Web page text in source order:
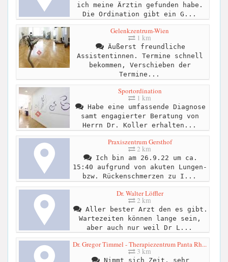
ich meine Ärztin gefunden habe.
Die Ordination gibt ein G...
Gelenkzentrum-Wien
1 km
Äußerst freundliche
Assistentinnen. Termine schnell
bekommen, Verschieben der
Termine...
Sportordination
1 km
Habe eine umfassende Diagnose
samt engagierter Beratung von
Herrn Dr. Koller erhalten...
Praxiszentrum Gersthof
2 km
Ich bin am 26.9.22 um ca.
15:40 aufgrund von akuten Lungen-
bzw. Rückenschmerzen zu I...
Dr. Walter Löffler
2 km
Aller bester Arzt den es gibt.
Wartezeiten können lange sein,
aber auch nur weil Dr L...
Dr. Gregor Timmel - Therapiezentrum Panta Rh...
3 km
Nimmt sich Zeit, sehr